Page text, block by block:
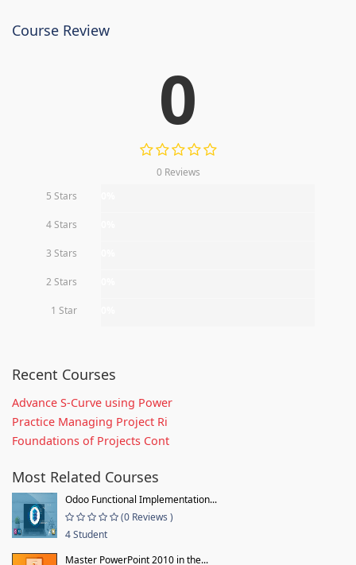
Course Review
0
0 Reviews
5 Stars
4 Stars
3 Stars
2 Stars
1 Star
Recent Courses
Advance S-Curve using Power
Practice Managing Project Ri
Foundations of Projects Cont
Most Related Courses
Odoo Functional Implementation...
(0 Reviews )
4 Student
Master PowerPoint 2010 in the...